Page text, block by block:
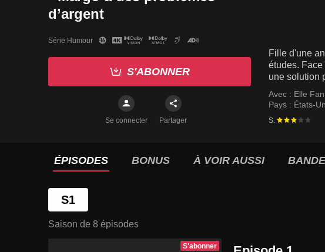
Série Humour
S'ABONNER
Se connecter Partager
Fille d'une
études.
une solution
Avec : Elle
Pays : États-
S.
ÉPISODES BONUS À VOIR AUSSI
S1
Saison de 8 épisodes
S'abonner